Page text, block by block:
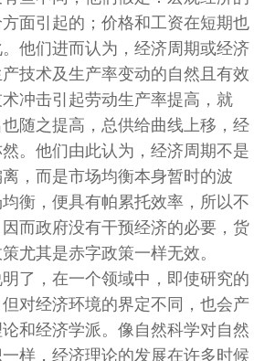
面引起的；价格和工资在短期也
他们进而认为，经济周期或经济
技术及生产率变动的自然且有效
冲击引起劳动生产率提高，就
随之提高，总供给曲线上移，经
。他们由此认为，经济周期不是
，而是市场均衡本身暂时的波
衡，便具有帕累托效率，所以不
而政府没有干预经济的必要，货
尤其是赤字政策一样无效。
，在一个领域中，即使研究的
对经济环境的界定不同，也会产
和经济学派。像自然科学对自然
样，经济理论的发展在许多时候